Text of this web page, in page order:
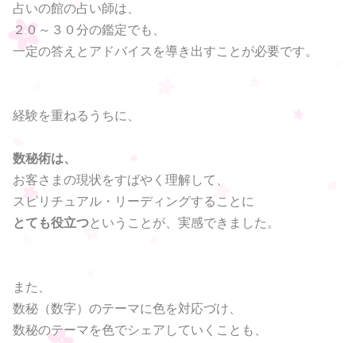
占いの館の占い師は、
２０～３０分の鑑定でも、
一定の答えとアドバイスを導き出すことが必要です。
経験を重ねるうちに、
数秘術は、
お客さまの現状をすばやく理解して、
スピリチュアル・リーディングすることに
とても役立つということが、実感できました。
また、
数秘（数字）のテーマに色を対応づけ、
数秘のテーマを色でシェアしていくことも、